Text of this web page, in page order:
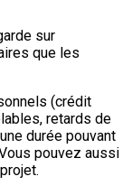
sur
que les
(crédit
retards de
durée pouvant
pouvez aussi